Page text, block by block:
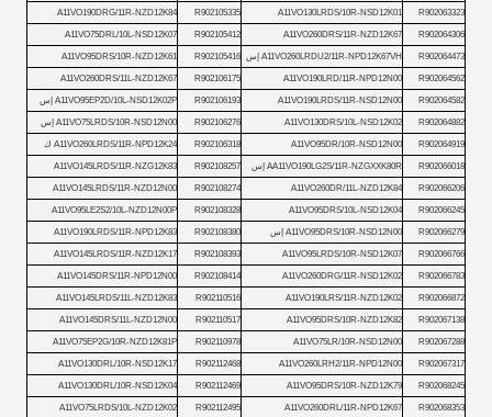
R902063323
A11VO130LRDS/10R-NSD12K01
R902105335
A11VO190DRG/11R-NZD12K84
R902064306
A11VO260DRS/11R-NZD12K67
R902105412
A11VO75DRL/10L-NSD12K07
R902064473 A11VO260LRDU2/11R-NPD12K67VH إس R902105416
A11VO95DRS/10R-NZD12K61
R902064562
A11VO190LRD/11R-NPD12N00
R902106175
A11VO260DRS/11L-NZD12K67
R902064582
A11VO190LRDS/11R-NSD12N00
R902106193 A11VO95EP2D/10L-NSD12K02P إس
R902064882
A11VO130DRS/10L-NSD12K02
R902106276 A11VO75LRDS/10R-NSD12N00 إس
R902064919
A11VO95DR/10R-NSD12N00
R902106318 A11VO260LRDS/11R-NPD12K24 ك
R902066018 AA11VO190LG2S/11R-NZGXXK80R إس R902108257
A11VO145LRDS/11R-NZG12K83
R902066206
A11VO260DR/11L-NZD12K84
R902108274
A11VO145LRDS/11R-NZD12N00
R902066245
A11VO95DRS/10L-NSD12K04
R902108328
A11VO95LE2S2/10L-NZD12N00P
R902066279 A11VO95DRS/10R-NSD12N00 إس R902108380
A11VO190LRDS/11R-NPD12K83
R902066766
A11VO95LRDS/10R-NSD12K07
R902108393
A11VO145LRDS/11R-NZD12K17
R902066783
A11VO260DRG/11R-NSD12K02
R902108414
A11VO145DRS/11R-NPD12N00
R902066872
A11VO190LRS/11R-NZD12K02
R902110516
A11VO145LRDS/11L-NZD12K83
R902067138
A11VO95DRS/10R-NZD12K82
R902110517
A11VO145DRS/11L-NZD12N00
R902067288
A11VO75LR/10R-NSD12N00
R902110978
A11VO75EP2G/10R-NZD12K81P
R902067317
A11VO260LRH2/11R-NPD12N00
R902112468
A11VO130DRL/10R-NSD12K17
R902068245
A11VO95DRS/10R-NZD12K79
R902112469
A11VO130DRL/10R-NSD12K04
R902068353
A11VO260DRL/11R-NPD12K67
R902112495
A11VO75LRDS/10L-NZD12K02